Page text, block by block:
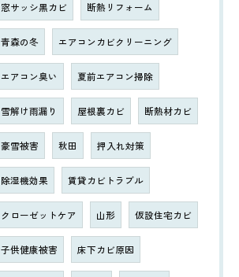
窓サッシ黒カビ 断熱リフォーム
青森の冬 エアコンカビクリーニング
エアコン臭い 夏前エアコン掃除
雪解け雨漏り 屋根裏カビ 断熱材カビ
豪雪被害 秋田 押入れ対策
除湿機効果 賃貸カビトラブル
クローゼットケア 山形 仮設住宅カビ
子供健康被害 床下カビ原因